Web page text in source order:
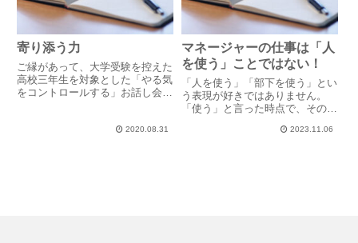
寄り添う力
ご縁があって、大学受験を控えた
高校三年生を対象とした「やる気
をコントロールする」お話し会を
の反転授業を予定しましたが諸般
2020.08.31
マネージャーの仕事は「人
を使う」ことではない！
「人を使う」「部下を使う」とい
う表現が好きではありません。
「使う」と言った時点で、その
うからです。マネージャーになり
2023.11.06